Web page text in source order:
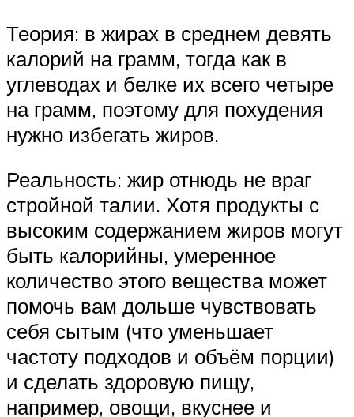
Теория: в жирах в среднем девять
калорий на грамм, тогда как в
углеводах и белке их всего четыре
на грамм, поэтому для похудения
нужно избегать жиров.
Реальность: жир отнюдь не враг
стройной талии. Хотя продукты с
высоким содержанием жиров могут
быть калорийны, умеренное
количество этого вещества может
помочь вам дольше чувствовать
себя сытым (что уменьшает
частоту подходов и объём порции)
и сделать здоровую пищу,
например, овощи, вкуснее и